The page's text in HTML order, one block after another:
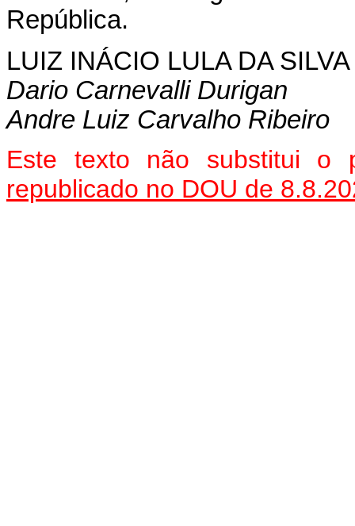
República.
LUIZ INÁCIO LULA DA SILVA
Dario Carnevalli Durigan
Andre Luiz Carvalho Ribeiro
Este texto não substitui o
republicado no DOU de